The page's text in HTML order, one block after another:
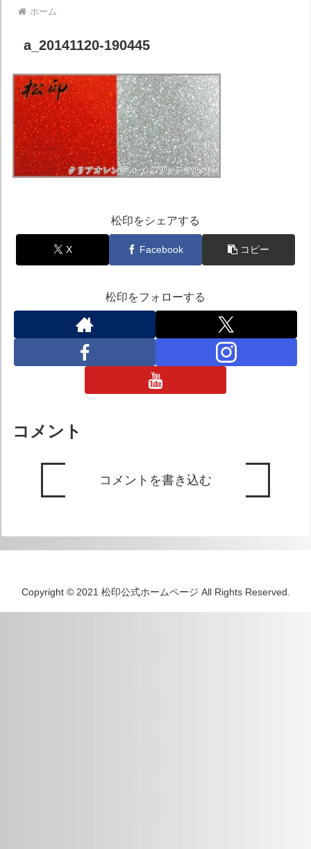
ホーム
a_20141120-190445
松印をシェアする
X Facebook コピー
松印をフォローする
コメント
コメントを書き込む
Copyright © 2021 松印公式ホームページ All Rights Reserved.